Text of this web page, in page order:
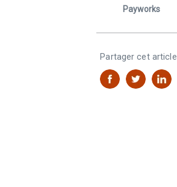
Payworks
Partager cet article